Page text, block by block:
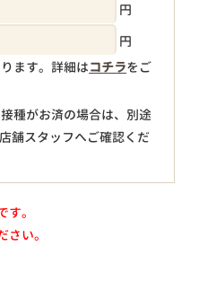
円
円
ます。詳細はコチラをご
種がお済の場合は、別途
舗スタッフへご確認くだ
。
い。